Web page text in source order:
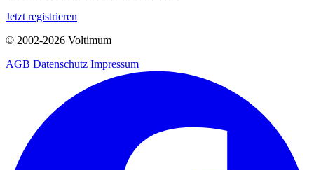
Jetzt registrieren
© 2002-2026 Voltimum
AGB Datenschutz Impressum